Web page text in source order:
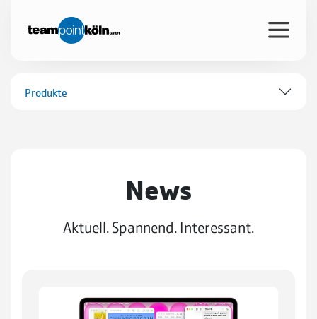
Produkte
News
Aktuell. Spannend. Interessant.